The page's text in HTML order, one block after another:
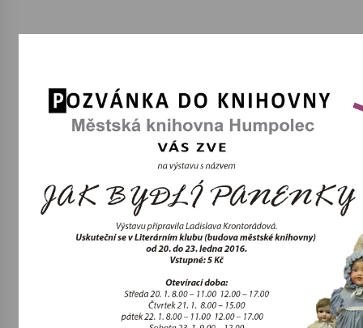
23. 7. 2026
Letní koncerty ve Stromovce: Rufus Miller
22. 7. 2026
Vysočinka
17. 7. 2026
Ozvěny prázdnin
14. 7. 2026